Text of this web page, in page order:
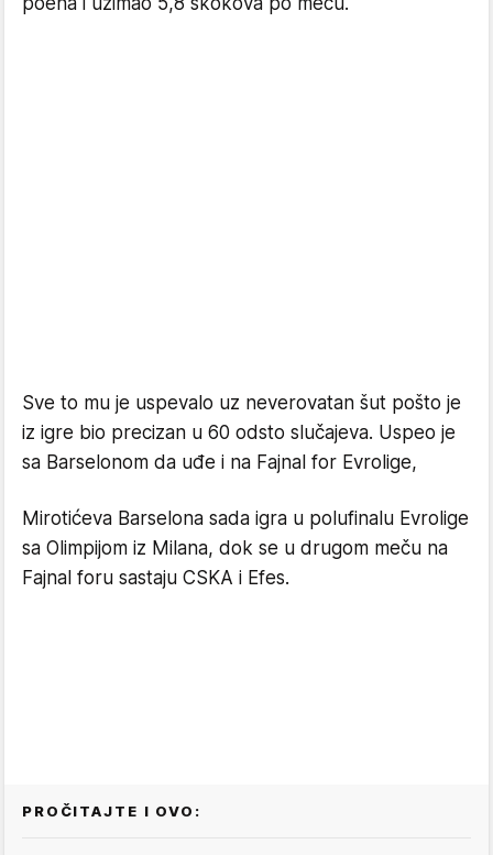
Sve to mu je uspevalo uz neverovatan šut pošto je
iz igre bio precizan u 60 odsto slučajeva. Uspeo je
sa Barselonom da uđe i na Fajnal for Evrolige,
Mirotićeva Barselona sada igra u polufinalu Evrolige
sa Olimpijom iz Milana, dok se u drugom meču na
Fajnal foru sastaju CSKA i Efes.
PROČITAJTE I OVO: